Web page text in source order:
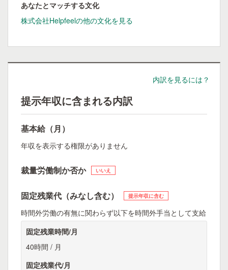
あなたとマッチする文化
株式会社Helpfeelの他の文化を見る
内訳を見るには？
提示年収に含まれる内訳
基本給（月）
年収を表示する権限がありません
裁量労働制か否か いいえ
固定残業代（みなし含む） 提示年収に含む
時間外労働の有無に関わらず以下を時間外手当として支給
固定残業時間/月
40時間 / 月
固定残業代/月